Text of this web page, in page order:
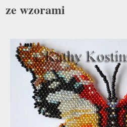
ze wzorami